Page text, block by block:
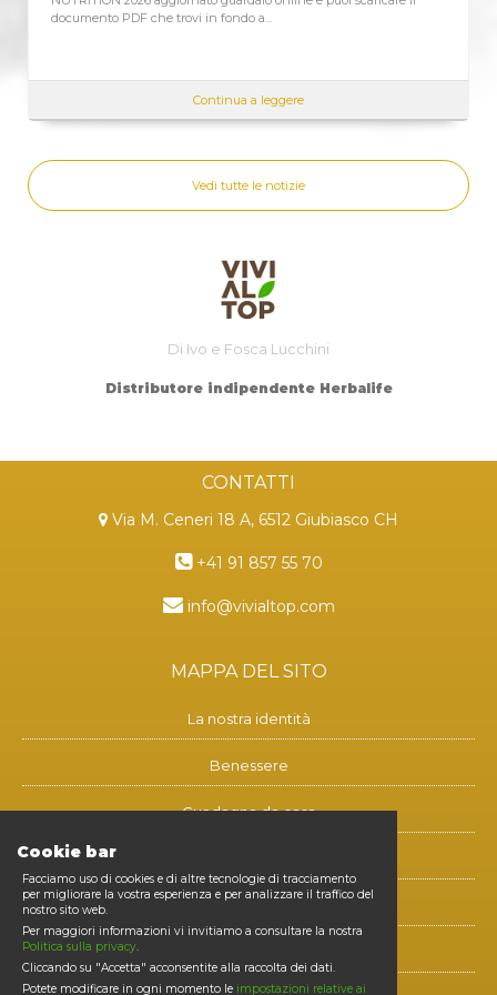
che trovi in fondo a...
Vedi tutte le notizie
Di Ivo e Fosca Lucchini
Distributore indipendente Herbalife
CONTATTI
Via M. Ceneri 18 A, 6512 Giubiasco CH
+41 91 857 55 70
info@vivialtop.com
MAPPA DEL SITO
La nostra identità
Benessere
Guadagna da casa
Contatti
Cookie bar
Facciamo uso di cookies e di altre tecnologie di tracciamento
per migliorare la vostra esperienza e per analizzare il traffico del
nostro sito web.
Per maggiori informazioni vi invitiamo a consultare la nostra
Politica sulla privacy.
Cliccando su "Accetta" acconsentite alla raccolta dei dati.
Potete modificare in ogni momento le impostazioni relative ai